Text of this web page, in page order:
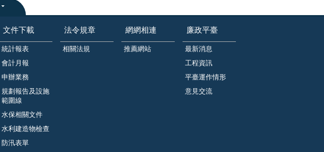
文件下載
統計報表
會計月報
申辦業務
規劃報告及設施
範圍線
水保相關文件
水利建造物檢查
防汛表單
法令規章
相關法規
網網相連
推薦網站
廉政平臺
最新消息
工程資訊
平臺運作情形
意見交流